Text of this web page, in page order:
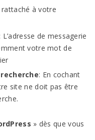
à votre
: L’adresse de messagerie
votre mot de
: En cochant
site ne doit pas être
» dès que vous